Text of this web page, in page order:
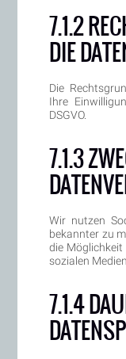
7.1.2
DIE
Die
Ihre
DSGVO.
7.1.3
Wir nutzen
bekannter zu
die Möglichkeit
sozialen
7.1.4